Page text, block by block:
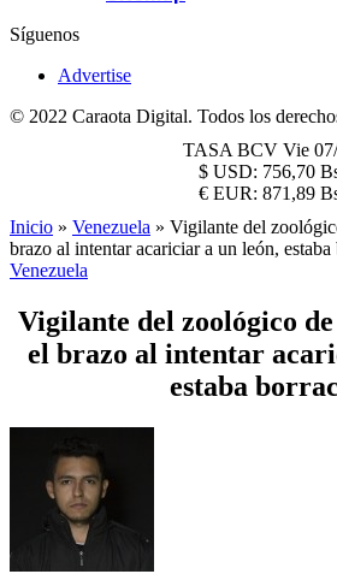
Síguenos
Advertise
© 2022 Caraota Digital. Todos los
TASA BCV Vie
$ USD: 756,70
€ EUR: 871,89
Inicio » Venezuela » Vigilante del
brazo al intentar acariciar a un león, estaba
Venezuela
Vigilante del zoológico
el brazo al intentar
estaba